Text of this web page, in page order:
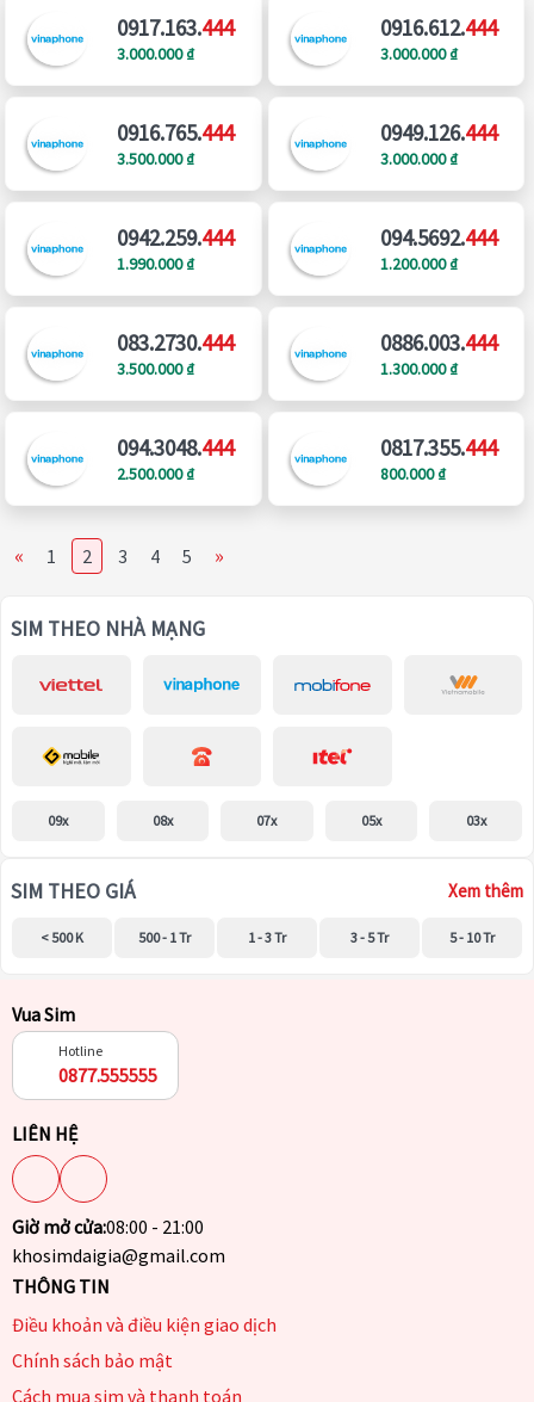
0917.163.444
3.000.000 ₫
0916.612.444
3.000.000 ₫
0916.765.444
3.500.000 ₫
0949.126.444
3.000.000 ₫
0942.259.444
1.990.000 ₫
094.5692.444
1.200.000 ₫
083.2730.444
3.500.000 ₫
0886.003.444
1.300.000 ₫
094.3048.444
2.500.000 ₫
0817.355.444
800.000 ₫
« 1 2 3 4 5 »
SIM THEO NHÀ MẠNG
09x 08x 07x 05x 03x
SIM THEO GIÁ Xem thêm
< 500 K 500 - 1 Tr 1 - 3 Tr 3 - 5 Tr 5 - 10 Tr
Vua Sim
Hotline
0877.555555
LIÊN HỆ
Giờ mở cửa:08:00 - 21:00
khosimdaigia@gmail.com
THÔNG TIN
Điều khoản và điều kiện giao dịch
Chính sách bảo mật
Cách mua sim và thanh toán